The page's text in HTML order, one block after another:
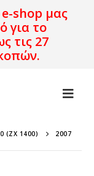
shop μας
για το
τις 27
(ZX 1400) 2007